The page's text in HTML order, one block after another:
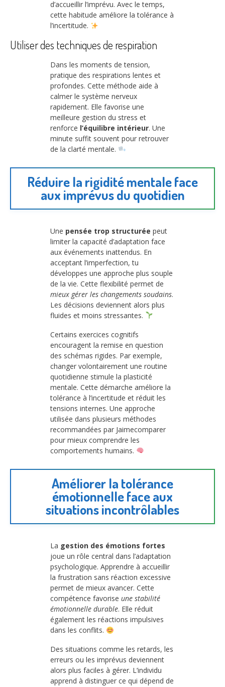
d’accueillir l’imprévu. Avec le temps,
cette habitude améliore la tolérance à
l’incertitude.
Utiliser des techniques de respiration
Dans les moments de tension,
pratique des respirations lentes et
profondes. Cette méthode aide à
calmer le système nerveux
rapidement. Elle favorise une
meilleure gestion du stress et
renforce l’équilibre intérieur. Une
minute suffit souvent pour retrouver
de la clarté mentale.
Réduire la rigidité mentale face
aux imprévus du quotidien
Une pensée trop structurée peut
limiter la capacité d’adaptation face
aux événements inattendus. En
acceptant l’imperfection, tu
développes une approche plus souple
de la vie. Cette flexibilité permet de
mieux gérer les changements soudains.
Les décisions deviennent alors plus
fluides et moins stressantes.
Certains exercices cognitifs
encouragent la remise en question
des schémas rigides. Par exemple,
changer volontairement une routine
quotidienne stimule la plasticité
mentale. Cette démarche améliore la
tolérance à l’incertitude et réduit les
tensions internes. Une approche
utilisée dans plusieurs méthodes
recommandées par Jaimecomparer
pour mieux comprendre les
comportements humains.
Améliorer la tolérance
émotionnelle face aux
situations incontrôlables
La gestion des émotions fortes
joue un rôle central dans l’adaptation
psychologique. Apprendre à accueillir
la frustration sans réaction excessive
permet de mieux avancer. Cette
compétence favorise une stabilité
émotionnelle durable. Elle réduit
également les réactions impulsives
dans les conflits.
Des situations comme les retards, les
erreurs ou les imprévus deviennent
alors plus faciles à gérer. L’individu
apprend à distinguer ce qui dépend de